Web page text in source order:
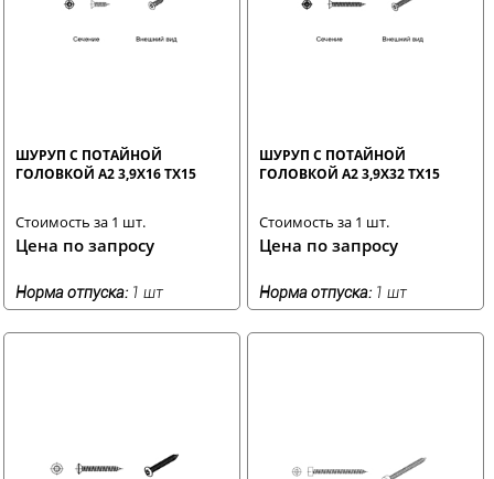
ШУРУП С ПОТАЙНОЙ
ГОЛОВКОЙ A2 3,9X16 TX15
Стоимость за 1 шт.
Цена по запросу
Норма отпуска: 1 шт
ШУРУП С ПОТАЙНОЙ
ГОЛОВКОЙ A2 3,9X32 TX15
Стоимость за 1 шт.
Цена по запросу
Норма отпуска: 1 шт